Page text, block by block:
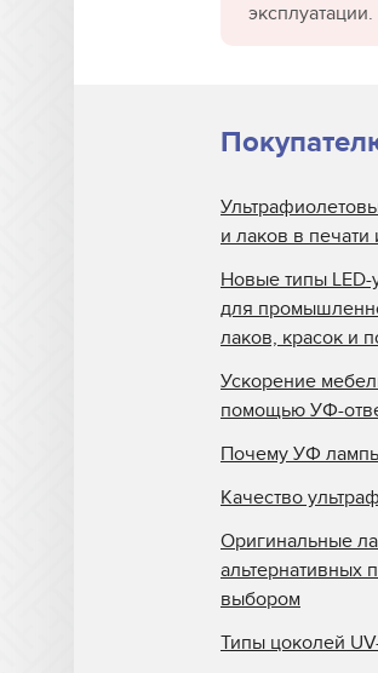
и лаков в печати
Новые типы LED-
для
лаков, красок и
Ускорение
помощью УФ-
Почему УФ
Качество
Оригинальные
альтернативных
выбором
Типы цоколей